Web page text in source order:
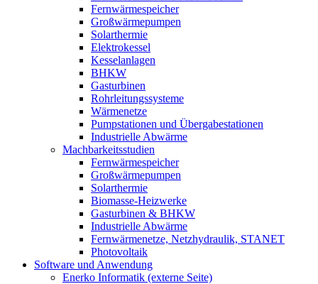
Fernwärmespeicher
Großwärmepumpen
Solarthermie
Elektrokessel
Kesselanlagen
BHKW
Gasturbinen
Rohrleitungssysteme
Wärmenetze
Pumpstationen und Übergabestationen
Industrielle Abwärme
Machbarkeitsstudien
Fernwärmespeicher
Großwärmepumpen
Solarthermie
Biomasse-Heizwerke
Gasturbinen & BHKW
Industrielle Abwärme
Fernwärmenetze, Netzhydraulik, STANET
Photovoltaik
Software und Anwendung
Enerko Informatik (externe Seite)